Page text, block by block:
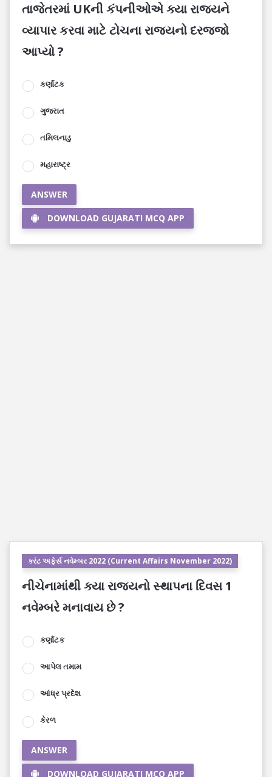
તાજેતરમાં UKની કંપનીઓએ ક્યા રાજ્યને
વ્યાપાર કરવા માટે ટોચના રાજ્યનો દરજ્જો
આપ્યો ?
કર્ણાટક
ગુજરાત
તમિલનાડુ
મહારાષ્ટ્ર
ANSWER
DOWNLOAD GUJARATI MCQ APP
કરંટ અફેર્સ નવેમ્બર 2022 (Current Affairs November 2022)
નીચેનામાંથી ક્યા રાજ્યનો સ્થાપના દિવસ 1
નવેમ્બરે મનાવાય છે ?
કર્ણાટક
આપેલ તમામ
આંધ્ર પ્રદેશ
કેરળ
ANSWER
DOWNLOAD GUJARATI MCQ APP